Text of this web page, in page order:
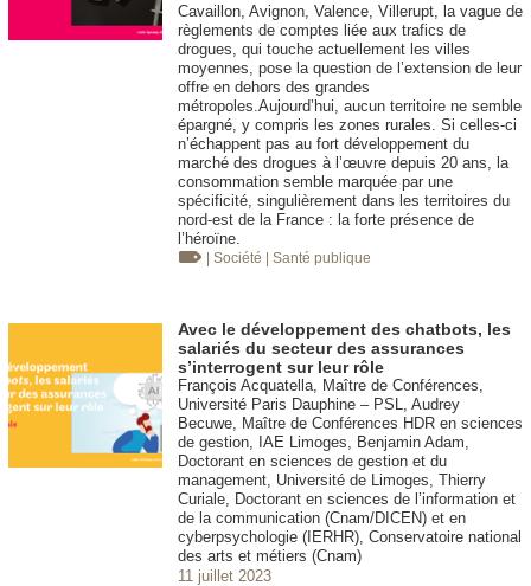
Cavaillon, Avignon, Valence, Villerupt, la vague de
règlements de comptes liée aux trafics de
drogues, qui touche actuellement les villes
moyennes, pose la question de l’extension de leur
offre en dehors des grandes
métropoles.Aujourd’hui, aucun territoire ne semble
épargné, y compris les zones rurales. Si celles-ci
n’échappent pas au fort développement du
marché des drogues à l’œuvre depuis 20 ans, la
consommation semble marquée par une
spécificité, singulièrement dans les territoires du
nord-est de la France : la forte présence de
l’héroïne.
| Société | Santé publique
Avec le développement des chatbots, les
salariés du secteur des assurances
s’interrogent sur leur rôle
François Acquatella, Maître de Conférences,
Université Paris Dauphine – PSL, Audrey
Becuwe, Maître de Conférences HDR en sciences
de gestion, IAE Limoges, Benjamin Adam,
Doctorant en sciences de gestion et du
management, Université de Limoges, Thierry
Curiale, Doctorant en sciences de l’information et
de la communication (Cnam/DICEN) et en
cyberpsychologie (IERHR), Conservatoire national
des arts et métiers (Cnam)
11 juillet 2023